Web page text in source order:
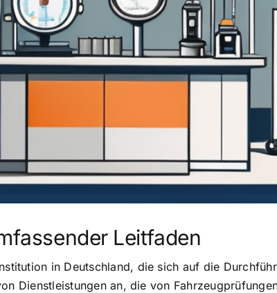
Leitfaden
in Deutschland, die sich auf die
Dienstleistungen an, die von